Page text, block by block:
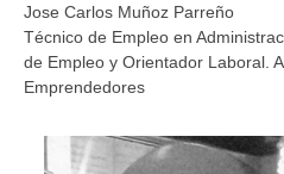
Jose Carlos Muñoz Parreño
Técnico de Empleo en
de Empleo y Orientador Laboral.
Emprendedores